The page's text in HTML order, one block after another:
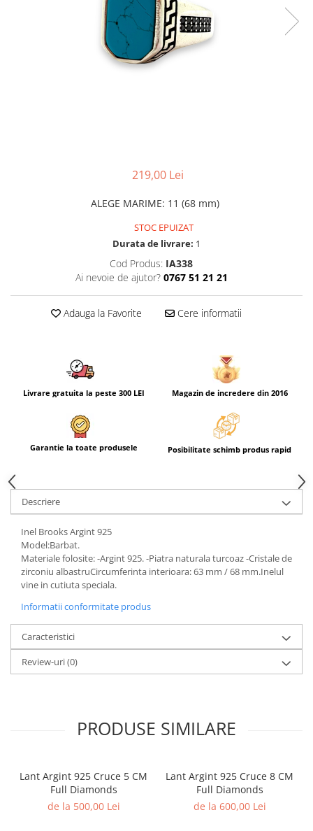
219,00 Lei
ALEGE MARIME: 11 (68 mm)
STOC EPUIZAT
Durata de livrare: 1
Cod Produs: IA338
Ai nevoie de ajutor? 0767 51 21 21
Adauga la Favorite Cere informatii
Livrare gratuita la peste 300 LEI Magazin de incredere din 2016
Garantie la toate produsele Posibilitate schimb produs rapid
Descriere
Inel Brooks Argint 925
Model:Barbat.
Materiale folosite: -Argint 925. -Piatra naturala turcoaz -Cristale de
zirconiu albastruCircumferinta interioara: 63 mm / 68 mm.Inelul
vine in cutiuta speciala.
Informatii conformitate produs
Caracteristici
Review-uri(0)
PRODUSE SIMILARE
Lant Argint 925 Cruce 5 CM
Full Diamonds
de la 500,00 Lei
Lant Argint 925 Cruce 8 CM
Full Diamonds
de la 600,00 Lei